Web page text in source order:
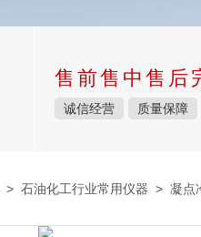
售前售中售后
诚信经营 质量保障
> 石油化工行业常用仪器 > 凝点